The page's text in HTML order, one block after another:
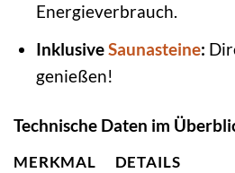
Energieverbrauch.
InklusiveSaunasteine:
genießen!
Technische Daten im
MERKMAL
DETAILS